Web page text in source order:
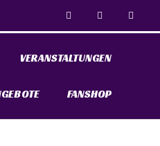
VERANSTALTUNGEN
FANSHOP